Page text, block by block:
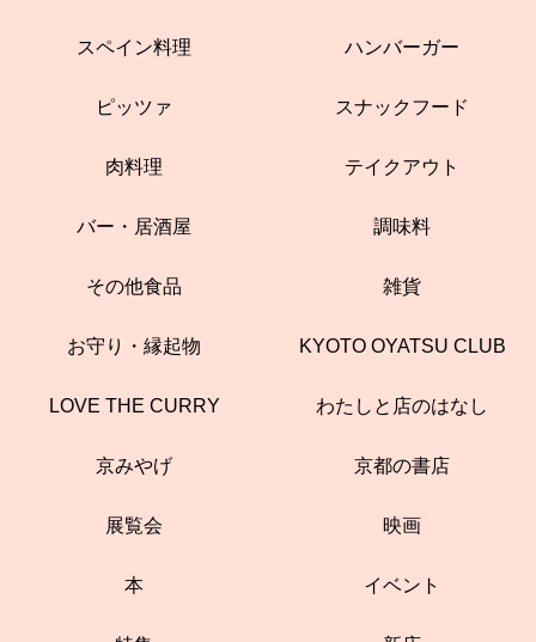
スペイン料理 ハンバーガー
ピッツァ スナックフード
肉料理 テイクアウト
バー・居酒屋 調味料
その他食品 雑貨
お守り・縁起物 KYOTO OYATSU CLUB
LOVE THE CURRY わたしと店のはなし
京みやげ 京都の書店
展覧会 映画
本 イベント